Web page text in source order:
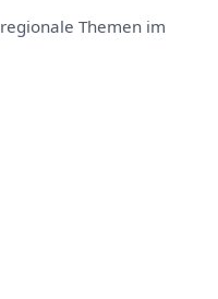
Themen im